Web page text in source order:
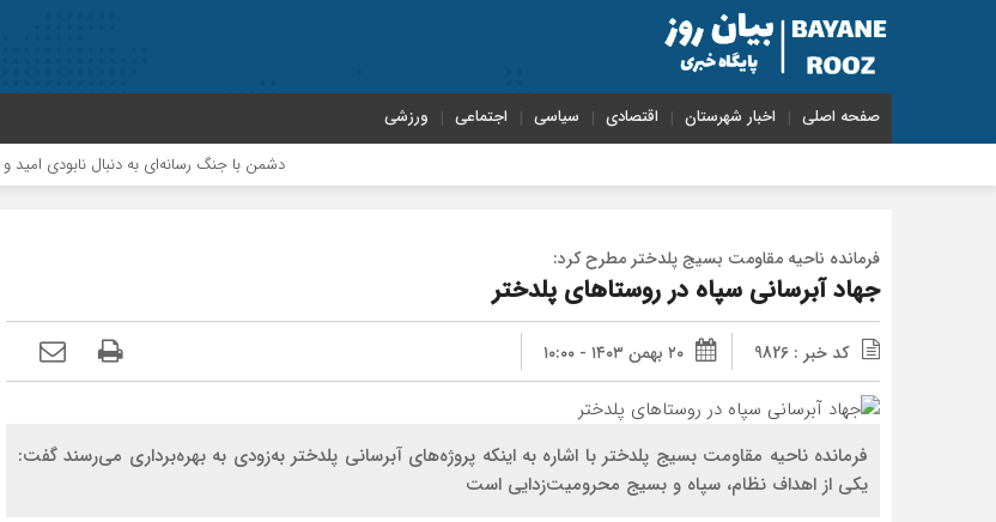
صفحه اصلی اخبار شهرستان اقتصادی سیاسی اجتماعی ورزشی
دشمن با جنگ رسانه‌ای به دنبال نابودی امید و اعتماد
فرمانده ناحیه مقاومت بسیج پلدختر مطرح کرد:
جهاد آبرسانی سپاه در روستاهای پلدختر
کد خبر : 9826 ۲۰ بهمن ۱۴۰۳ - ۱۰:۰۰
فرمانده ناحیه مقاومت بسیج پلدختر با اشاره به اینکه پروژه‌های آبرسانی پلدختر به‌زودی به بهره‌برداری می‌رسند گفت:
یکی از اهداف نظام، سپاه و بسیج محرومیت‌زدایی است